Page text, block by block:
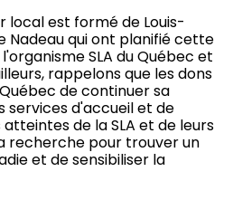
local est formé de Louis-
Nadeau qui ont planifié cette
SLA du Québec et
rappelons que les dons
de continuer sa
services d'accueil et de
de la SLA et de leurs
recherche pour trouver un
et de sensibiliser la